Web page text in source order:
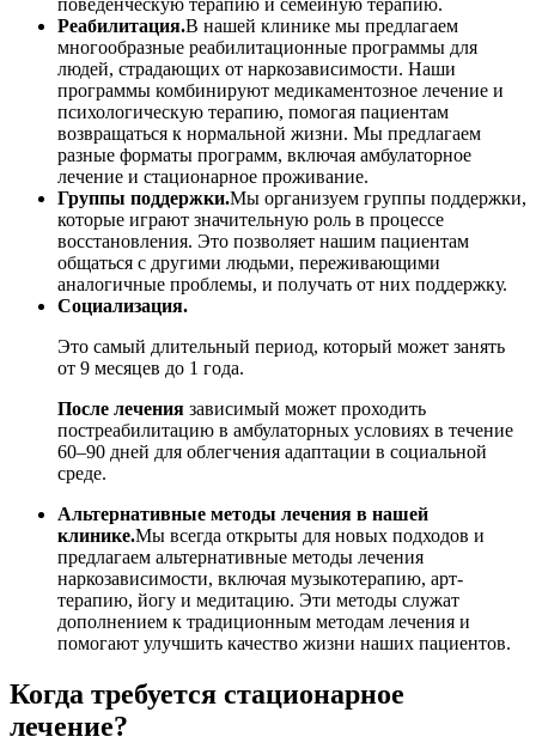
Реабилитация.В нашей клинике мы предлагаем
многообразные реабилитационные программы для
людей, страдающих от наркозависимости. Наши
программы комбинируют медикаментозное лечение и
психологическую терапию, помогая пациентам
возвращаться к нормальной жизни. Мы предлагаем
разные форматы программ, включая амбулаторное
лечение и стационарное проживание.
Группы поддержки.Мы организуем группы поддержки,
которые играют значительную роль в процессе
восстановления. Это позволяет нашим пациентам
общаться с другими людьми, переживающими
аналогичные проблемы, и получать от них поддержку.
Социализация.
Это самый длительный период, который может занять
от 9 месяцев до 1 года.
После лечения зависимый может проходить
постреабилитацию в амбулаторных условиях в течение
60–90 дней для облегчения адаптации в социальной
среде.
Альтернативные методы лечения в нашей
клинике.Мы всегда открыты для новых подходов и
предлагаем альтернативные методы лечения
наркозависимости, включая музыкотерапию, арт-
терапию, йогу и медитацию. Эти методы служат
дополнением к традиционным методам лечения и
помогают улучшить качество жизни наших пациентов.
Когда требуется стационарное
лечение?